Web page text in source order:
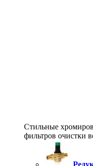
Стильные
фильтров очистки